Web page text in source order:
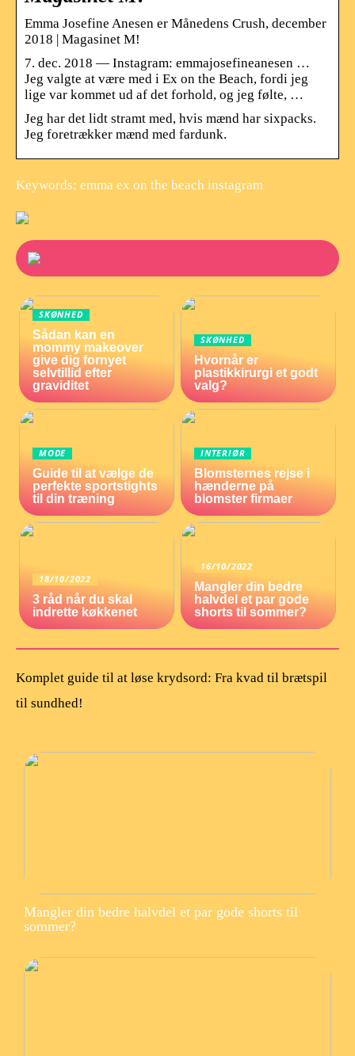
Emma Josefine Anesen er Månedens Crush, december
2018 | Magasinet M!
7. dec. 2018 — Instagram: emmajosefineanesen …
Jeg valgte at være med i Ex on the Beach, fordi jeg
lige var kommet ud af det forhold, og jeg følte, …
Jeg har det lidt stramt med, hvis mænd har sixpacks.
Jeg foretrækker mænd med fardunk.
Keywords: emma ex on the beach instagram
SKØNHED
Sådan kan en
mommy makeover
give dig fornyet
selvtillid efter
graviditet
SKØNHED
Hvornår er
plastikkirurgi et godt
valg?
MODE
Guide til at vælge de
perfekte sportstights
til din træning
INTERIØR
Blomsternes rejse i
hænderne på
blomster firmaer
18/10/2022
3 råd når du skal
indrette køkkenet
16/10/2022
Mangler din bedre
halvdel et par gode
shorts til sommer?
Komplet guide til at løse krydsord: Fra kvad til brætspil
til sundhed!
Mangler din bedre halvdel et par gode shorts til
sommer?